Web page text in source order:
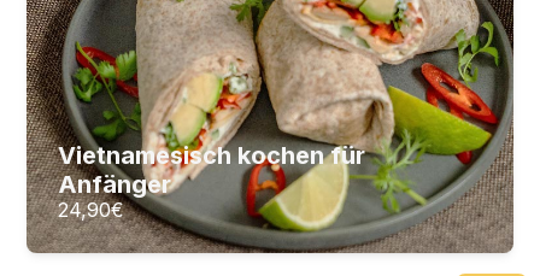
Vietnamesisch kochen für
Anfänger
24,90€
24,90€ ZUM KURS